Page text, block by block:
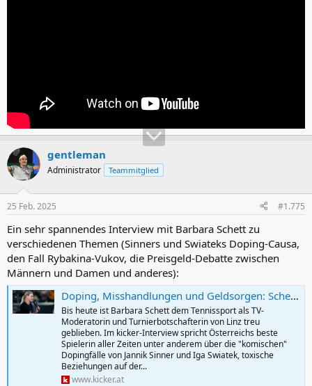
gentleman
Administrator Teammitglied
25 Feb. 2025 #1.775
Ein sehr spannendes Interview mit Barbara Schett zu
verschiedenen Themen (Sinners und Swiateks Doping-Causa,
den Fall Rybakina-Vukov, die Preisgeld-Debatte zwischen
Männern und Damen und anderes):
Doping, Misshandlungen und Geldsorgen: Schett über den Zustand des Tennissports
Bis heute ist Barbara Schett dem Tennissport als TV-
Moderatorin und Turnierbotschafterin von Linz treu
geblieben. Im kicker-Interview spricht Österreichs beste
Spielerin aller Zeiten unter anderem über die "komischen"
Dopingfälle von Jannik Sinner und Iga Swiatek, toxische
Beziehungen auf der...
www.kicker.at